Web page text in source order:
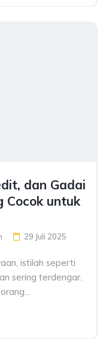
dan Gadai
Cocok untuk
29 Juli 2025
istilah seperti
sering terdengar.